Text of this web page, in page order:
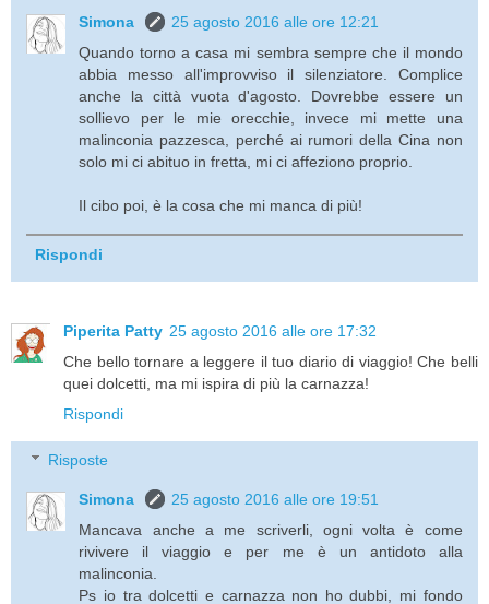
Simona
25 agosto 2016 alle ore 12:21
Quando torno a casa mi sembra sempre che il mondo
abbia messo all'improvviso il silenziatore. Complice
anche la città vuota d'agosto. Dovrebbe essere un
sollievo per le mie orecchie, invece mi mette una
malinconia pazzesca, perché ai rumori della Cina non
solo mi ci abituo in fretta, mi ci affeziono proprio.
Il cibo poi, è la cosa che mi manca di più!
Rispondi
Piperita Patty 25 agosto 2016 alle ore 17:32
Che bello tornare a leggere il tuo diario di viaggio! Che belli
quei dolcetti, ma mi ispira di più la carnazza!
Rispondi
Risposte
Simona
25 agosto 2016 alle ore 19:51
Mancava anche a me scriverli, ogni volta è come
rivivere il viaggio e per me è un antidoto alla
malinconia.
Ps io tra dolcetti e carnazza non ho dubbi, mi fondo